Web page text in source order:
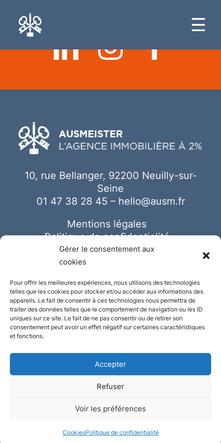
Gérer le consentement aux
cookies
Pour offrir les meilleures expériences, nous utilisons des technologies
telles que les cookies pour stocker et/ou accéder aux informations des
appareils. Le fait de consentir à ces technologies nous permettra de
traiter des données telles que le comportement de navigation ou les ID
uniques sur ce site. Le fait de ne pas consentir ou de retirer son
consentement peut avoir un effet négatif sur certaines caractéristiques
et fonctions.
Accepter
Refuser
Voir les préférences
CookiesPolitique de confidentialité
☰
10, rue Bellanger, 92200 Neuilly-sur-
Seine
01 47 38 28 45 – hello@ausm.fr
Mentions légales
Politique de confidentialité
Cookies
Conception et réalisation :Plate